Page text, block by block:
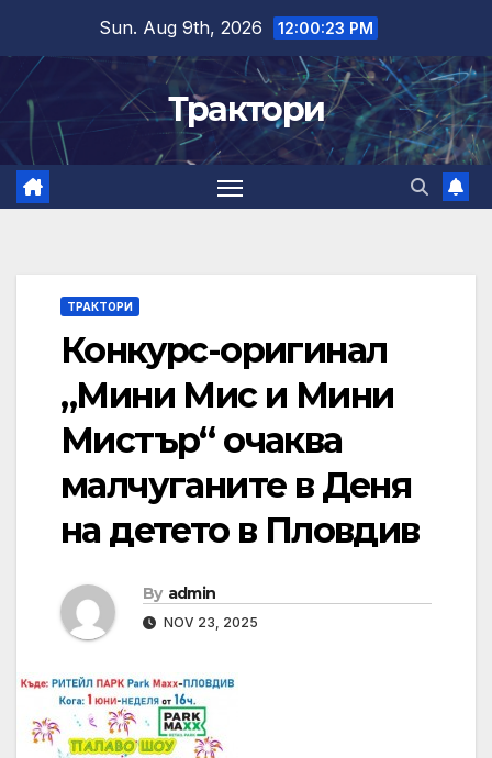
content
Sun. Aug 9th, 2026 12:00:23 PM
Трактори
ТРАКТОРИ
Конкурс-оригинал
„Мини Мис и Мини
Мистър“ очаква
малчуганите в Деня
на детето в Пловдив
By admin
NOV 23, 2025